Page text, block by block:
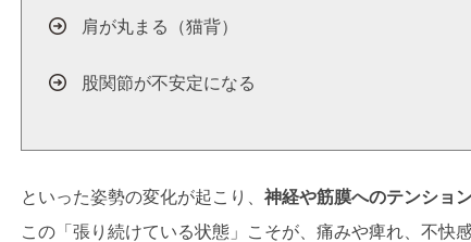
肩が丸まる（猫背）
股関節が不安定になる
といった姿勢の変化が起こり、神経や筋膜へのテンショ
この「張り続けている状態」こそが、痛みや痺れ、不快